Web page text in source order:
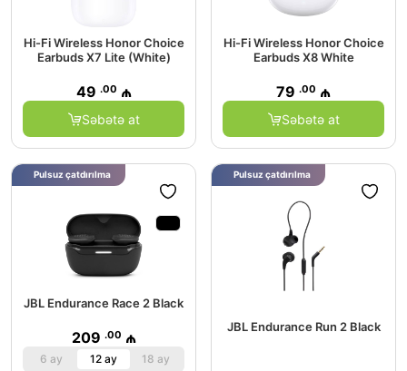
Hi-Fi Wireless Honor Choice
Earbuds X7 Lite (White)
49 .00 ₼
Səbətə at
Hi-Fi Wireless Honor Choice
Earbuds X8 White
79 .00 ₼
Səbətə at
JBL Endurance Race 2 Black
209 .00 ₼
6 ay 12 ay 18 ay
Pulsuz çatdırılma
JBL Endurance Run 2 Black
Pulsuz çatdırılma